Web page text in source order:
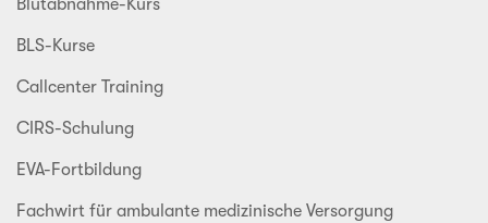
Blutabnahme-Kurs
BLS-Kurse
Callcenter Training
CIRS-Schulung
EVA-Fortbildung
Fachwirt für ambulante medizinische Versorgung